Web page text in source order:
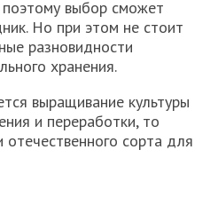
поэтому выбор сможет
Но при этом не стоит
разновидности
хранения.
выращивание культуры
и переработки, то
сорта для